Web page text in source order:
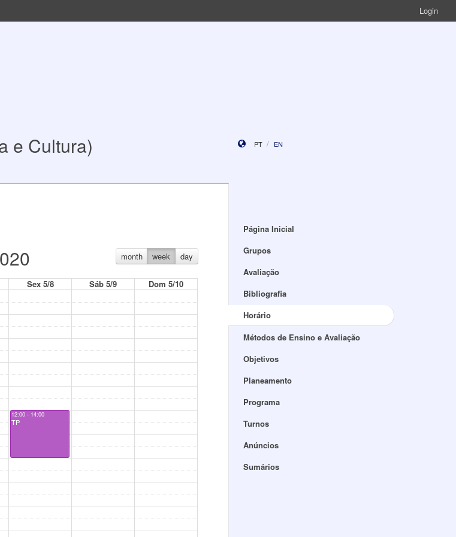
Login
e Cultura) PT EN
month week day
Sex 5/8 Sáb 5/9
Dom 5/10
12:00 - 14:00
TP
Página Inicial
Grupos
Avaliação
Bibliografia
Horário
Métodos de Ensino e Avaliação
Objetivos
Planeamento
Programa
Turnos
Anúncios
Sumários